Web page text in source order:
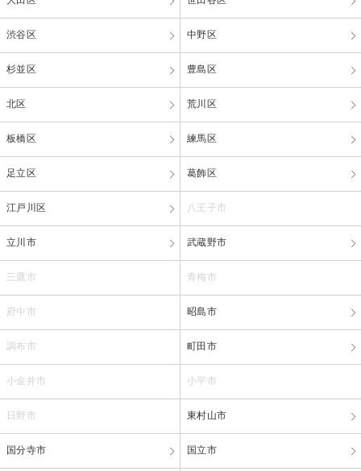
渋谷区 中野区
杉並区 豊島区
北区 荒川区
板橋区 練馬区
足立区 葛飾区
江戸川区 八王子市
立川市 武蔵野市
三鷹市 青梅市
府中市 昭島市
調布市 町田市
小金井市 小平市
日野市 東村山市
国分寺市 国立市